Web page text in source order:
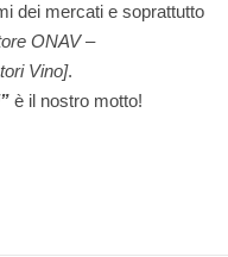
dei mercati e soprattutto
ONAV –
Vino].
è il nostro motto!